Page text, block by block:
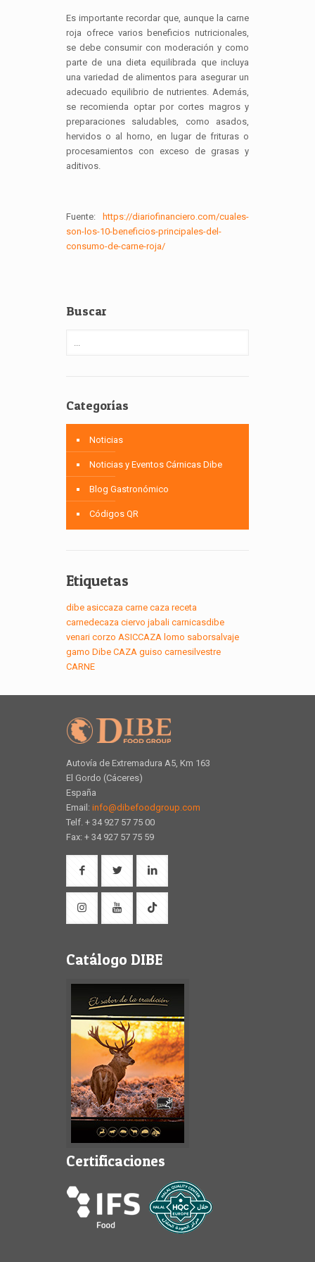
Es importante recordar que, aunque la carne
roja ofrece varios beneficios nutricionales,
se debe consumir con moderación y como
parte de una dieta equilibrada que incluya
una variedad de alimentos para asegurar un
adecuado equilibrio de nutrientes. Además,
se recomienda optar por cortes magros y
preparaciones saludables, como asados,
hervidos o al horno, en lugar de frituras o
procesamientos con exceso de grasas y
aditivos.
Fuente:
https://diariofinanciero.com/cuales-
son-los-10-beneficios-principales-del-
consumo-de-carne-roja/
Buscar
Categorías
Noticias
Noticias y Eventos Cárnicas Dibe
Blog Gastronómico
Códigos QR
Etiquetas
dibe asiccaza carne caza receta
carnedecaza ciervo jabali carnicasdibe
venari corzo ASICCAZA lomo saborsalvaje
gamo Dibe CAZA guiso carnesilvestre
CARNE
Autovía de Extremadura A5, Km 163
El Gordo (Cáceres)
España
Email: info@dibefoodgroup.com
Telf. + 34 927 57 75 00
Fax: + 34 927 57 75 59
Catálogo DIBE
Certificaciones